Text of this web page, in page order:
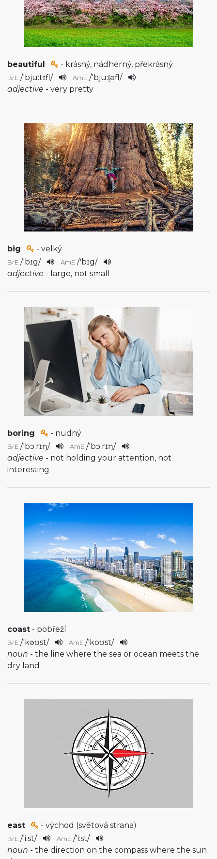
beautiful - krásný, nádherný, překrásný
BrE /'bju:tɪfl/ AmE /'bju:t̬əfl/
adjective - very pretty
big - velký
BrE /'bɪg/ AmE /'bɪg/
adjective - large, not small
boring - nudný
BrE /'bɔ:rɪŋ/ AmE /'bɔ:rɪŋ/
adjective - not holding your attention, not
interesting
coast - pobřeží
BrE /'kəʊst/ AmE /'koʊst/
noun - the line where the sea or ocean meets the
dry land
east - východ (světová strana)
BrE /'i:st/ AmE /'i:st/
noun - the direction on the compass where the sun